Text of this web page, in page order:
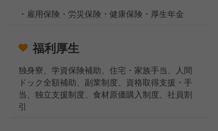
・雇用保険・労災保険・健康保険・厚生年金
福利厚生
独身寮、学資保険補助、住宅・家族手当、人間
ドック全額補助、副業制度、資格取得支援・手
当、独立支援制度、食材原価購入制度、社員割
引